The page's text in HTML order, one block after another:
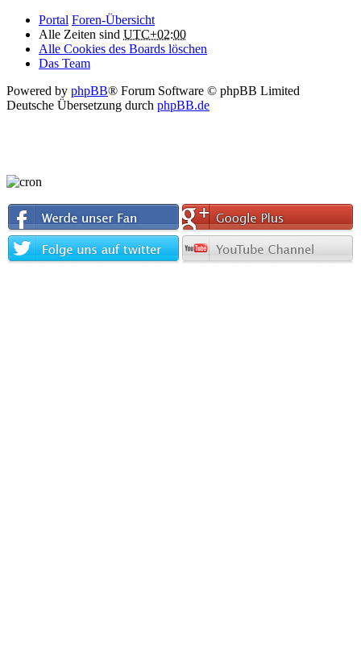
Portal Foren-Übersicht
Alle Zeiten sind UTC+02:00
Alle Cookies des Boards löschen
Das Team
Powered by phpBB® Forum Software © phpBB Limited
Deutsche Übersetzung durch phpBB.de